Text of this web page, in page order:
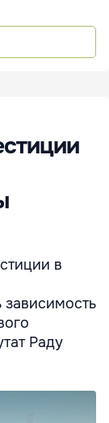
в
зависимость
Раду